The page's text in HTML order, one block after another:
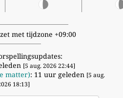
met tijdzone +09:00
[5 aug. 2026 22:44]
matter): 11 uur geleden [5 aug.
18:13]